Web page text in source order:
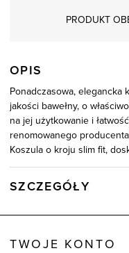
PRODUKT
OPIS
Ponadczasowa, elegancka
jakości bawełny, o
na jej użytkowanie i
renomowanego
Koszula o kroju slim fit,
SZCZEGÓŁY
TWOJE KONTO